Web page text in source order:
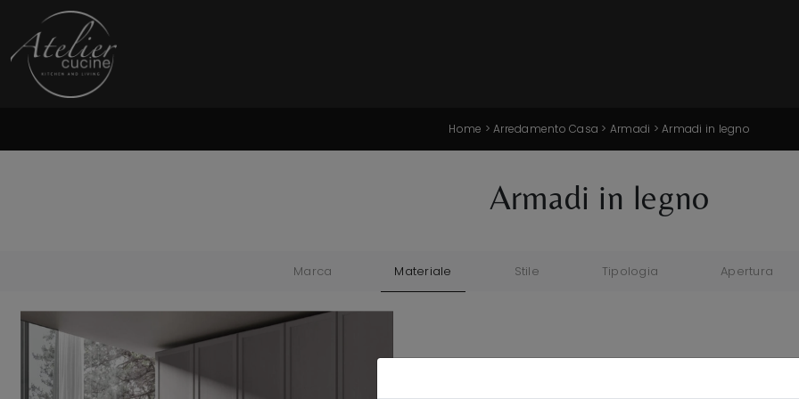
Home > Arredamento Casa > Armadi > Armadi in legno
Armadi in legno
Marca Materiale Stile Tipologia Apertura